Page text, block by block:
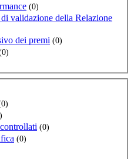
(0)
validazione della Relazione
dei premi (0)
(0)
(0)